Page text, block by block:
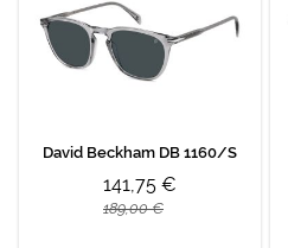
David Beckham DB 1160/S
141,75 €
189,00 €